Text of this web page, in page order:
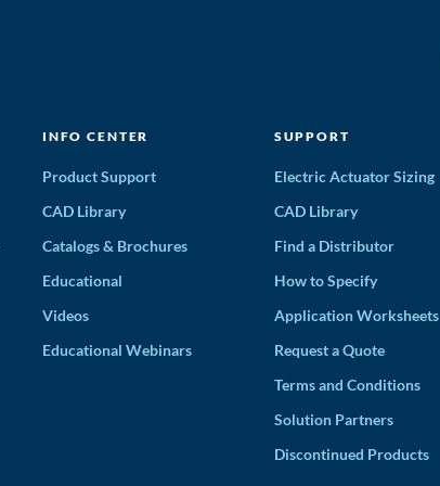
INFO CENTER
Product Support
CAD Library
Catalogs & Brochures
Educational
Videos
Educational Webinars
SUPPORT
Electric Actuator Sizing
CAD Library
Find a Distributor
How to Specify
Application Worksheets
Request a Quote
Terms and Conditions
Solution Partners
Discontinued Products